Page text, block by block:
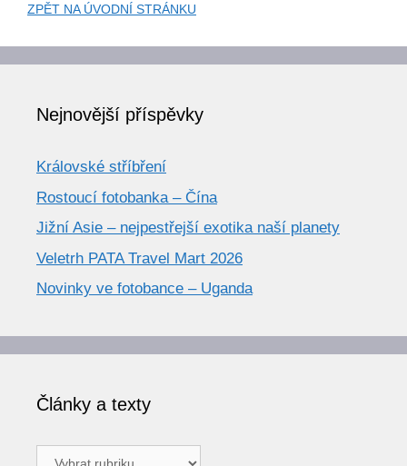
ZPĚT NA ÚVODNÍ STRÁNKU
Nejnovější příspěvky
Královské stříbření
Rostoucí fotobanka – Čína
Jižní Asie – nejpestřejší exotika naší planety
Veletrh PATA Travel Mart 2026
Novinky ve fotobance – Uganda
Články a texty
Články